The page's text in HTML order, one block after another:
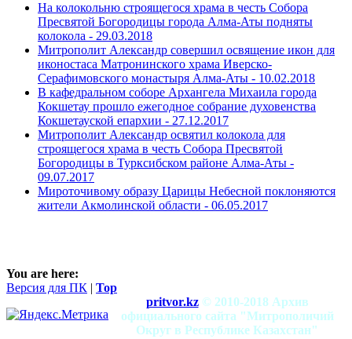
На колокольню строящегося храма в честь Собора
Пресвятой Богородицы города Алма-Аты подняты
колокола - 29.03.2018
Митрополит Александр совершил освящение икон для
иконостаса Матронинского храма Иверско-
Серафимовского монастыря Алма-Аты - 10.02.2018
В кафедральном соборе Архангела Михаила города
Кокшетау прошло ежегодное собрание духовенства
Кокшетауской епархии - 27.12.2017
Митрополит Александр освятил колокола для
строящегося храма в честь Собора Пресвятой
Богородицы в Турксибском районе Алма-Аты -
09.07.2017
Мироточивому образу Царицы Небесной поклоняются
жители Акмолинской области - 06.05.2017
You are here:
Версия для ПК | Top
pritvor.kz © 2010-2018 Архив
официального сайта "Митрополичий
Округ в Республике Казахстан"